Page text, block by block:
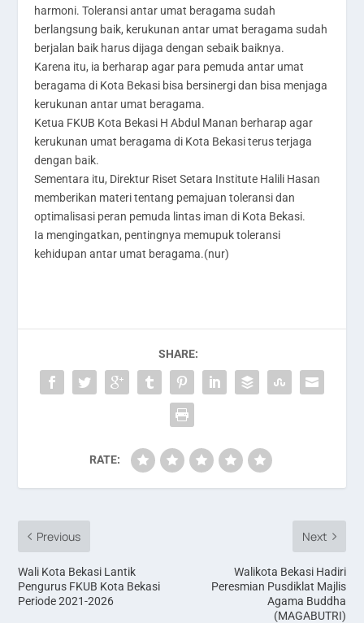
harmoni. Toleransi antar umat beragama sudah
berlangsung baik, kerukunan antar umat beragama sudah
berjalan baik harus dijaga dengan sebaik baiknya.
Karena itu, ia berharap agar para pemuda antar umat
beragama di Kota Bekasi bisa bersinergi dan bisa menjaga
kerukunan antar umat beragama.
Ketua FKUB Kota Bekasi H Abdul Manan berharap agar
kerukunan umat beragama di Kota Bekasi terus terjaga
dengan baik.
Sementara itu, Direktur Riset Setara Institute Halili Hasan
memberikan materi tentang pemajuan toleransi dan
optimalisasi peran pemuda lintas iman di Kota Bekasi.
Ia mengingatkan, pentingnya memupuk toleransi
kehidupan antar umat beragama.(nur)
SHARE:
RATE:
Previous
Wali Kota Bekasi Lantik
Pengurus FKUB Kota Bekasi
Periode 2021-2026
Next
Walikota Bekasi Hadiri
Peresmian Pusdiklat Majlis
Agama Buddha
(MAGABUTRI)